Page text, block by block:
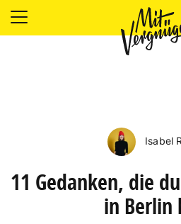
Isabel
11 Gedanken, die
in Berlin